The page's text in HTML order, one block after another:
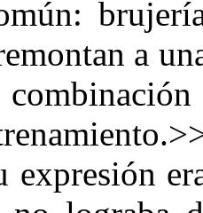
a
expresión